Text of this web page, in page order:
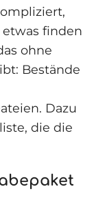
finden
ohne
Bestände
Dazu
die die